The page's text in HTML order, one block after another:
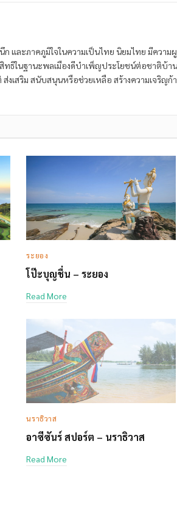
ก และภาคภูมิใจในความเป็นไทย นิยมไทย มีควา
ในฐานะพลเมืองดีบำเพ็ญประโยชน์ต่อชาติบ้านเ
งเสริม สนับสนุนหรือช่วยเหลือ สร้างความเจริญ
ระยอง
โป๊ะบุญชื่น – ระยอง
Read More
นราธิวาส
อาซีซันร์ สปอร์ต – นราธิวาส
Read More